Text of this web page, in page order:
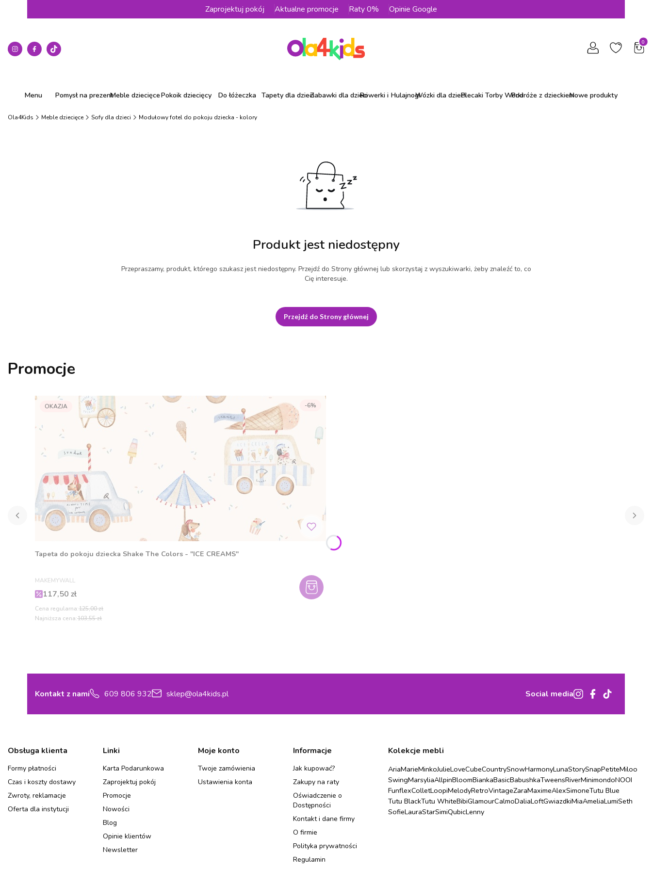
Zaprojektuj pokój Aktualne promocje Raty 0% Opinie Google
Menu Pomysł na prezentMeble dziecięcePokoik dziecięcy Do łóżeczka Tapety dla dzieciZabawki dla dzieciRowerki i HulajnogiWózki dla dzieciPlecaki Torby WorkiPodróże z dzieckiemNowe produkty
Ola4Kids Meble dziecięce Sofy dla dzieci Modułowy fotel do pokoju dziecka - kolory
Produkt jest niedostępny
Przepraszamy, produkt, którego szukasz jest niedostępny. Przejdź do Strony głównej lub skorzystaj z wyszukiwarki, żeby znaleźć to, co
Cię interesuje.
Przejdź do Strony głównej
Promocje
OKAZJA
Tapeta do pokoju dziecka Shake The Colors - "ICE CREAMS"
PRODUCENT
MAKEMYWALL
Cena promocyjna
117,50 zł
Cena regularna:125,00 zł
-6%
Najniższa cena:103,55 zł
Kontakt z nami 609 806 932 sklep@ola4kids.pl Social media
Linki w stopce
Obsługa klienta
Formy płatności
Czas i koszty dostawy
Zwroty, reklamacje
Oferta dla instytucji
Linki
Karta Podarunkowa
Zaprojektuj pokój
Promocje
Nowości
Blog
Opinie klientów
Newsletter
Moje konto
Twoje zamówienia
Ustawienia konta
Informacje
Jak kupować?
Zakupy na raty
Oświadczenie o
Dostępności
Kontakt i dane firmy
O firmie
Polityka prywatności
Regulamin
Kolekcje mebli
AriaMarieMinkoJulieLoveCubeCountrySnowHarmonyLunaStorySnapPetiteMiloo
SwingMarsyliaAllpinBloomBiankaBasicBabushkaTweensRiverMinimondoNOOI
FunflexColletLoopiMelodyRetroVintageZaraMaximeAlexSimoneTutu Blue
Tutu BlackTutu WhiteBibiGlamourCalmoDaliaLoftGwiazdkiMiaAmeliaLumiSeth
SofieLauraStarSimiQubicLenny